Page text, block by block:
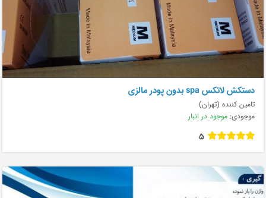
دستکش لاتکس spa بدون پودر مالزی
تامین کننده (تهران)
موجودی: موجود در انبار
5